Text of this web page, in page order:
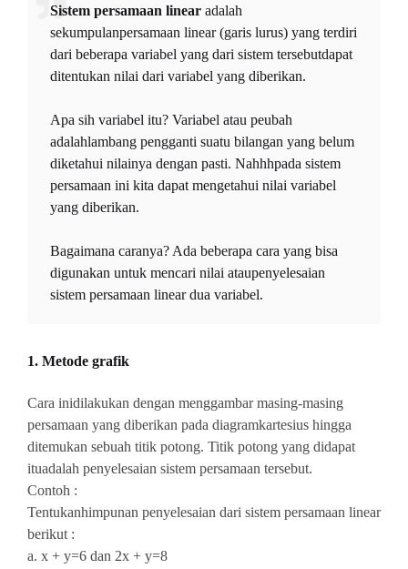
Sistem persamaan linear adalah
sekumpulanpersamaan linear (garis lurus) yang terdiri
dari beberapa variabel yang dari sistem tersebutdapat
ditentukan nilai dari variabel yang diberikan.
Apa sih variabel itu? Variabel atau peubah
adalahlambang pengganti suatu bilangan yang belum
diketahui nilainya dengan pasti. Nahhhpada sistem
persamaan ini kita dapat mengetahui nilai variabel
yang diberikan.
Bagaimana caranya? Ada beberapa cara yang bisa
digunakan untuk mencari nilai ataupenyelesaian
sistem persamaan linear dua variabel.
1. Metode grafik
Cara inidilakukan dengan menggambar masing-masing
persamaan yang diberikan pada diagramkartesius hingga
ditemukan sebuah titik potong. Titik potong yang didapat
ituadalah penyelesaian sistem persamaan tersebut.
Contoh :
Tentukanhimpunan penyelesaian dari sistem persamaan linear
berikut :
a. x + y=6 dan 2x + y=8